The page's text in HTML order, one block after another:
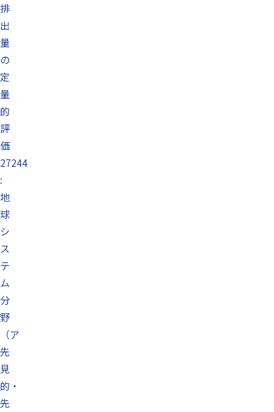
排
出
量
の
定
量
的
評
価
27244
:
地
球
シ
ス
テ
ム
分
野
（ア
先
見
的・
先